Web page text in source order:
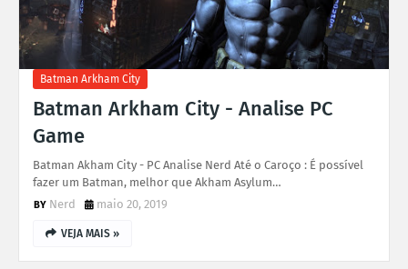
Batman Arkham City
Batman Arkham City - Analise PC
Game
Batman Akham City - PC Analise Nerd Até o Caroço : É possível
fazer um Batman, melhor que Akham Asylum…
Nerd
maio 20, 2019
VEJA MAIS »